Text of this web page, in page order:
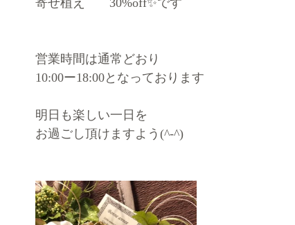
寄せ植え       30%off✨です
営業時間は通常どおり
10:00ー18:00となっております
明日も楽しい一日を
お過ごし頂けますよう(^-^)